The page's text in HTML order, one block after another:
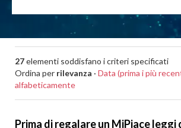
27elementi soddisfano i criteri specificati
Ordina per rilevanza · Data (prima i più
alfabeticamente
Prima di regalare un MiPiace leggi